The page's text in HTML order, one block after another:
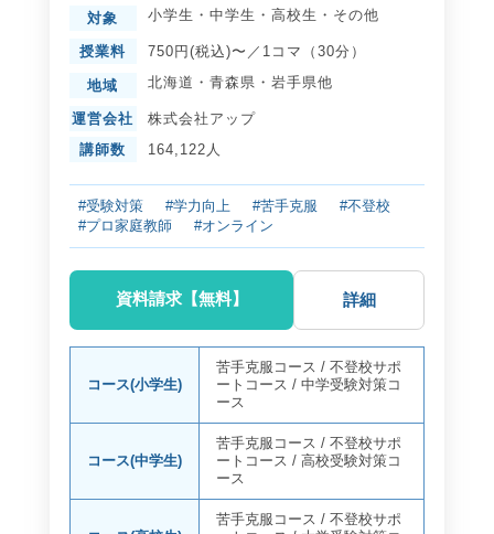
対象 小学生 ・ 中学生 ・ 高校生 ・ その他
授業料 750円(税込)〜／1コマ（30分）
地域 北海道 ・ 青森県 ・ 岩手県他
運営会社
株式会社アップ
講師数
164,122人
#受験対策 #学力向上 #苦手克服
#不登校
#プロ家庭教師
#オンライン
資料請求【無料】 詳細
コース(小学生)
苦手克服コース /不登校サポ
ートコース /中学受験対策コ
ース
コース(中学生)
苦手克服コース /不登校サポ
ートコース /高校受験対策コ
ース
苦手克服コース /不登校サポ